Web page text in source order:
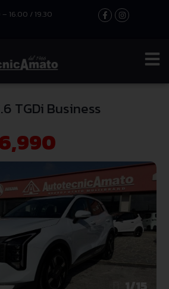
16.00 / 19.30
TGDi Business